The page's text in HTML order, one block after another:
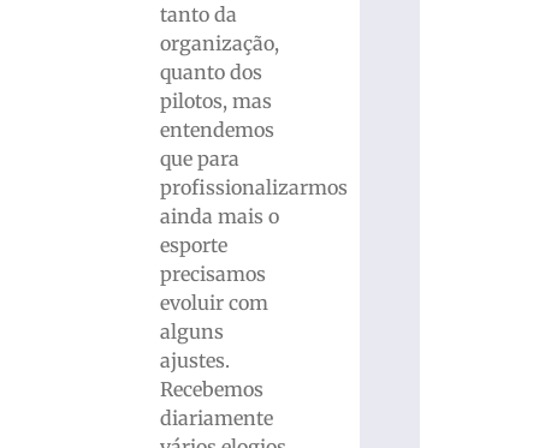
tanto da
organização,
quanto dos
pilotos, mas
entendemos
que para
profissionalizarmos
ainda mais o
esporte
precisamos
evoluir com
alguns
ajustes.
Recebemos
diariamente